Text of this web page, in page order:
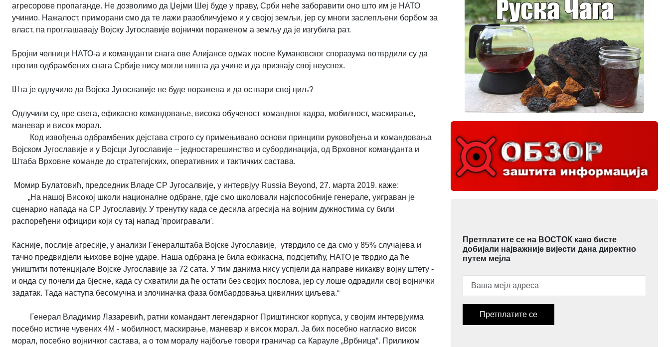
агресорове пропаганде. Не дозволимо да Џејми Шеј буде у праву, Срби неће заборавити оно што им је НАТО
учинио. Нажалост, приморани смо да те лажи разобличујемо и у својој земљи, јер су многи заслепљени борбом за
власт, па проглашавају Војску Југославије војнички пораженом а земљу да је изгубила рат.
Бројни челници НАТО-а и команданти снага ове Алијансе одмах после Кумановског споразума потврдили су да
против одбрамбених снага Србије нису могли ништа да учине и да признају свој неуспех.
Шта је одлучило да Војска Југославије не буде поражена и да оствари свој циљ?
Одлучили су, пре свега, ефикасно командовање, висока обученост командног кадра, мобилност, маскирање,
маневар и висок морал.
Код извођења одбрамбених дејстава строго су примењивано основи принципи руковођења и командовања
Војском Југославије и у Војсци Југославије – једностарешинство и субординација, од Врховног команданта и
Штаба Врховне команде до стратегијских, оперативних и тактичких састава.
Момир Булатовић, председник Владе СР Југосалвије, у интервјуу Russia Beyond, 27. марта 2019. каже:
„На нашој Високој школи националне одбране, гдје смо школовали најспособније генерале, уиграван је
сценарио напада на СР Југославију. У тренутку када се десила агресија на војним дужностима су били
распоређени официри који су тај напад 'проигравали'.
Касније, послије агресије, у анализи Генералштаба Војске Југославије, утврдило се да смо у 85% случајева и
тачно предвидјели њихове војне ударе. Наша одбрана је била ефикасна, подсјетићу, НАТО је тврдио да ће
уништити потенцијале Војске Југославије за 72 сата. У тим данима нису успјели да направе никакву војну штету -
и онда су почели да бјесне, када су схватили да ће остати без својих послова, јер су лоше одрадили свој војнички
задатак. Тада наступа бесомучна и злочиначка фаза бомбардовања цивилних циљева.“
Генерал Владимир Лазаревић, ратни командант легендарног Приштинског корпуса, у својим интервјуима
посебно истиче чувених 4М - мобилност, маскирање, маневар и висок морал. Ја бих посебно нагласио висок
морал, посебно војничког састава, а о том моралу најбоље говори граничар са Карауле „Врбница“. Приликом
Претплатите се на ВОСТОК како бисте
добијали најважније вијести дана директно
путем мејла
Претплатите се